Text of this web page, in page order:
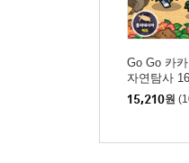
Go Go 카
자연탐사
아 제도
15,210원